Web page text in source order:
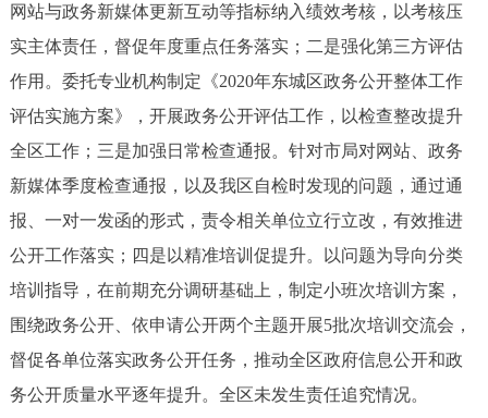
网站与政务新媒体更新互动等指标纳入绩效考核，以考核压
实主体责任，督促年度重点任务落实；二是强化第三方评估
作用。委托专业机构制定《2020年东城区政务公开整体工作
评估实施方案》，开展政务公开评估工作，以检查整改提升
全区工作；三是加强日常检查通报。针对市局对网站、政务
新媒体季度检查通报，以及我区自检时发现的问题，通过通
报、一对一发函的形式，责令相关单位立行立改，有效推进
公开工作落实；四是以精准培训促提升。以问题为导向分类
培训指导，在前期充分调研基础上，制定小班次培训方案，
围绕政务公开、依申请公开两个主题开展5批次培训交流会，
督促各单位落实政务公开任务，推动全区政府信息公开和政
务公开质量水平逐年提升。全区未发生责任追究情况。